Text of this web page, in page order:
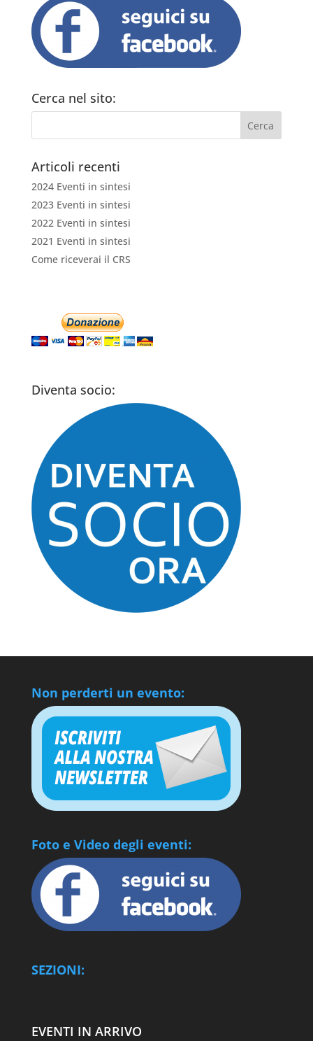
Cerca nel sito:
Articoli recenti
2024 Eventi in sintesi
2023 Eventi in sintesi
2022 Eventi in sintesi
2021 Eventi in sintesi
Come riceverai il CRS
Diventa socio:
Non perderti un evento:
Foto e Video degli eventi:
SEZIONI:
EVENTI IN ARRIVO